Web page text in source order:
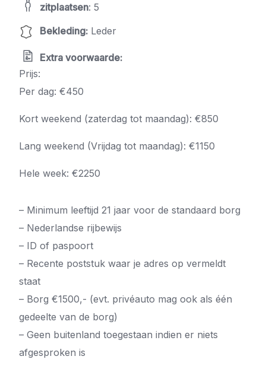
zitplaatsen: 5
Bekleding: Leder
Extra voorwaarde:
Prijs:
Per dag: €450
Kort weekend (zaterdag tot maandag): €850
Lang weekend (Vrijdag tot maandag): €1150
Hele week: €2250
– Minimum leeftijd 21 jaar voor de standaard borg
– Nederlandse rijbewijs
– ID of paspoort
– Recente poststuk waar je adres op vermeldt
staat
– Borg €1500,- (evt. privéauto mag ook als één
gedeelte van de borg)
– Geen buitenland toegestaan indien er niets
afgesproken is